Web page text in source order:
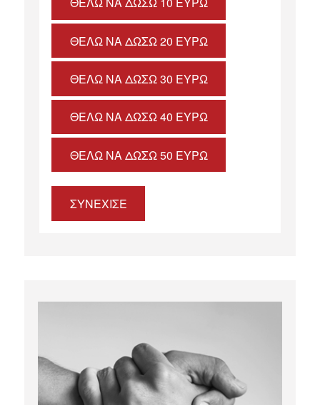
ΘΈΛΩ ΝΑ ΔΏΣΩ 20 ΕΥΡΏ
ΘΈΛΩ ΝΑ ΔΏΣΩ 30 ΕΥΡΏ
ΘΈΛΩ ΝΑ ΔΏΣΩ 40 ΕΥΡΏ
ΘΈΛΩ ΝΑ ΔΏΣΩ 50 ΕΥΡΏ
ΣΥΝΕΧΙΣΕ